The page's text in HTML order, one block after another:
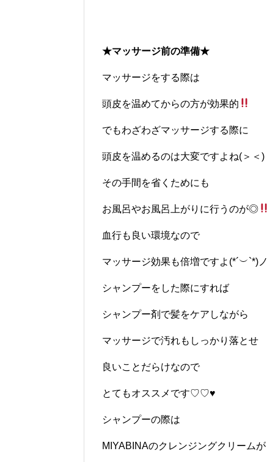
★マッサージ前の準備★
マッサージをする際は
頭皮を温めてからの方が効果的
でもわざわざマッサージする際に
頭皮を温めるのは大変ですよね(＞＜)
その手間を省くためにも
お風呂やお風呂上がりに行うのが◎
血行も良い環境なので
マッサージ効果も倍増ですよ(*´︶`*)ノ
シャンプーをした際にすれば
シャンプー剤で髪をケアしながら
マッサージで汚れもしっかり落とせ
良いことだらけなので
とてもオススメです♡♡♥
シャンプーの際は
MIYABINAのクレンジングクリームが